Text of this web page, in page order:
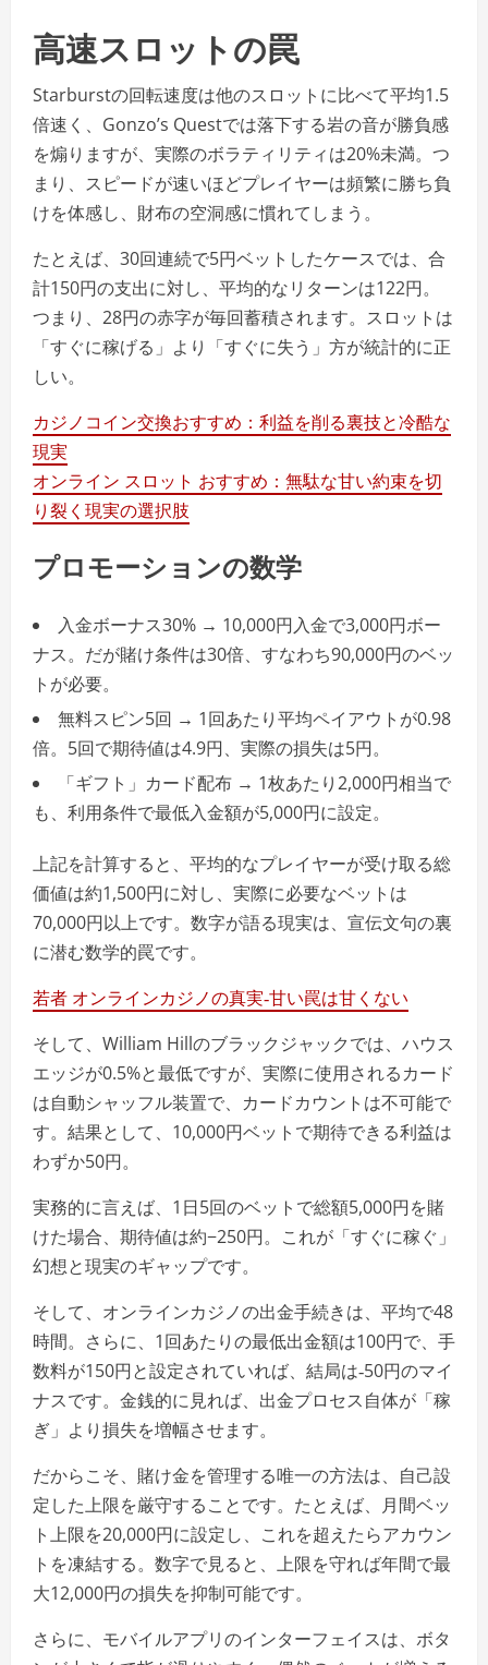
高速スロットの罠
Starburstの回転速度は他のスロットに比べて平均1.5
倍速く、Gonzo’s Questでは落下する岩の音が勝負感
を煽りますが、実際のボラティリティは20%未満。つ
まり、スピードが速いほどプレイヤーは頻繁に勝ち負
けを体感し、財布の空洞感に慣れてしまう。
たとえば、30回連続で5円ベットしたケースでは、合
計150円の支出に対し、平均的なリターンは122円。
つまり、28円の赤字が毎回蓄積されます。スロットは
「すぐに稼げる」より「すぐに失う」方が統計的に正
しい。
カジノコイン交換おすすめ：利益を削る裏技と冷酷な
現実
オンライン スロット おすすめ：無駄な甘い約束を切
り裂く現実の選択肢
プロモーションの数学
入金ボーナス30% → 10,000円入金で3,000円ボー
ナス。だが賭け条件は30倍、すなわち90,000円のベッ
トが必要。
無料スピン5回 → 1回あたり平均ペイアウトが0.98
倍。5回で期待値は4.9円、実際の損失は5円。
「ギフト」カード配布 → 1枚あたり2,000円相当で
も、利用条件で最低入金額が5,000円に設定。
上記を計算すると、平均的なプレイヤーが受け取る総
価値は約1,500円に対し、実際に必要なベットは
70,000円以上です。数字が語る現実は、宣伝文句の裏
に潜む数学的罠です。
若者 オンラインカジノの真実‑甘い罠は甘くない
そして、William Hillのブラックジャックでは、ハウス
エッジが0.5%と最低ですが、実際に使用されるカード
は自動シャッフル装置で、カードカウントは不可能で
す。結果として、10,000円ベットで期待できる利益は
わずか50円。
実務的に言えば、1日5回のベットで総額5,000円を賭
けた場合、期待値は約−250円。これが「すぐに稼ぐ」
幻想と現実のギャップです。
そして、オンラインカジノの出金手続きは、平均で48
時間。さらに、1回あたりの最低出金額は100円で、手
数料が150円と設定されていれば、結局は‑50円のマイ
ナスです。金銭的に見れば、出金プロセス自体が「稼
ぎ」より損失を増幅させます。
だからこそ、賭け金を管理する唯一の方法は、自己設
定した上限を厳守することです。たとえば、月間ベッ
ト上限を20,000円に設定し、これを超えたらアカウン
トを凍結する。数字で見ると、上限を守れば年間で最
大12,000円の損失を抑制可能です。
さらに、モバイルアプリのインターフェイスは、ボタ